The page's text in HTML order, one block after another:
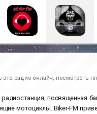
радио онлайн, посмотреть
посвященная
мотоциклы. Biker-FM